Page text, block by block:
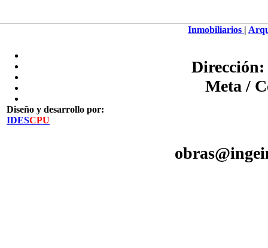
Diseño y desarrollo por:
IDESCPU
Inmobiliarios |
Dirección:
Meta /